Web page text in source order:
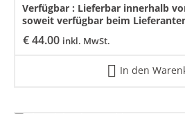
€44.00 inkl. MwSt.
Verfügbar : Lieferbar innerhalb
soweit verfügbar beim
In den